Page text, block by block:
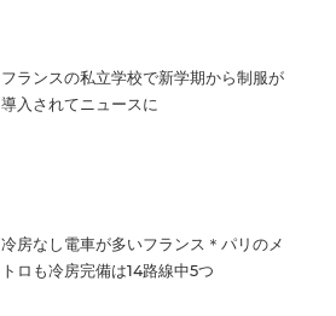
フランスの私立学校で新学期から制服が
導入されてニュースに
冷房なし電車が多いフランス＊パリのメ
トロも冷房完備は14路線中5つ